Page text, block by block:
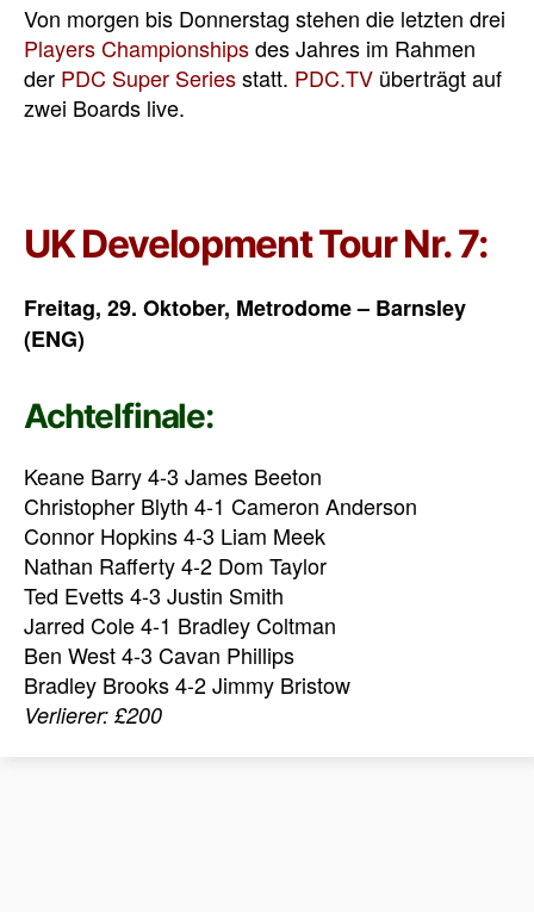
Von morgen bis Donnerstag stehen die letzten drei
Players Championshipsdes Jahres im Rahmen
der PDC Super Seriesstatt. PDC.TV überträgt auf
zwei Boards live.
UK Development Tour Nr. 7:
Freitag, 29. Oktober, Metrodome – Barnsley
(ENG)
Achtelfinale:
Keane Barry 4-3 James Beeton
Christopher Blyth 4-1 Cameron Anderson
Connor Hopkins 4-3 Liam Meek
Nathan Rafferty 4-2 Dom Taylor
Ted Evetts 4-3 Justin Smith
Jarred Cole 4-1 Bradley Coltman
Ben West 4-3 Cavan Phillips
Bradley Brooks 4-2 Jimmy Bristow
Verlierer: £200